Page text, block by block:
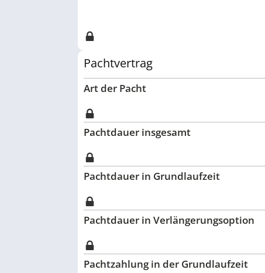
Pachtvertrag
Art der Pacht
Pachtdauer insgesamt
Pachtdauer in Grundlaufzeit
Pachtdauer in Verlängerungsoption
Pachtzahlung in der Grundlaufzeit